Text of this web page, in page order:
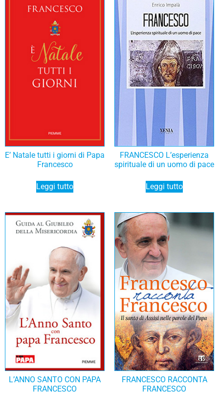
E’ Natale tutti i giorni di Papa
Francesco
Leggi tutto
FRANCESCO L’esperienza
spirituale di un uomo di pace
Leggi tutto
L’ANNO SANTO CON PAPA
FRANCESCO
FRANCESCO RACCONTA
FRANCESCO